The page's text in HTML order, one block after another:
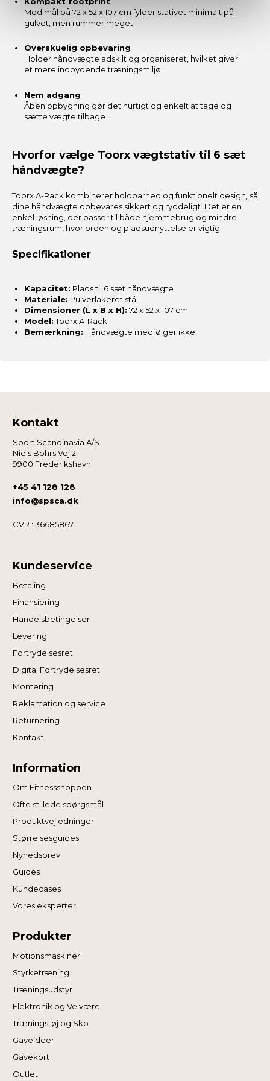
Med mål på 72 x 52 x 107 cm fylder stativet minimalt på
gulvet, men rummer meget.
Overskuelig opbevaring
Holder håndvægte adskilt og organiseret, hvilket giver
et mere indbydende træningsmiljø.
Nem adgang
Åben opbygning gør det hurtigt og enkelt at tage og
sætte vægte tilbage.
Hvorfor vælge Toorx vægtstativ til 6 sæt
håndvægte?
Toorx A-Rack kombinerer holdbarhed og funktionelt design, så
dine håndvægte opbevares sikkert og ryddeligt. Det er en
enkel løsning, der passer til både hjemmebrug og mindre
træningsrum, hvor orden og pladsudnyttelse er vigtig.
Specifikationer
Kapacitet: Plads til 6 sæt håndvægte
Materiale: Pulverlakeret stål
Dimensioner (L x B x H): 72 x 52 x 107 cm
Model:Toorx A-Rack
Bemærkning: Håndvægte medfølger ikke
Kontakt
Sport Scandinavia A/S
Niels Bohrs Vej 2
9900 Frederikshavn
+45 41 128 128
info@spsca.dk
CVR.: 36685867
Kundeservice
Betaling
Finansiering
Handelsbetingelser
Levering
Fortrydelsesret
Digital Fortrydelsesret
Montering
Reklamation og service
Returnering
Kontakt
Information
Om Fitnessshoppen
Ofte stillede spørgsmål
Produktvejledninger
Størrelsesguides
Nyhedsbrev
Guides
Kundecases
Vores eksperter
Produkter
Motionsmaskiner
Styrketræning
Træningsudstyr
Elektronik og Velvære
Træningstøj og Sko
Gaveideer
Gavekort
Outlet